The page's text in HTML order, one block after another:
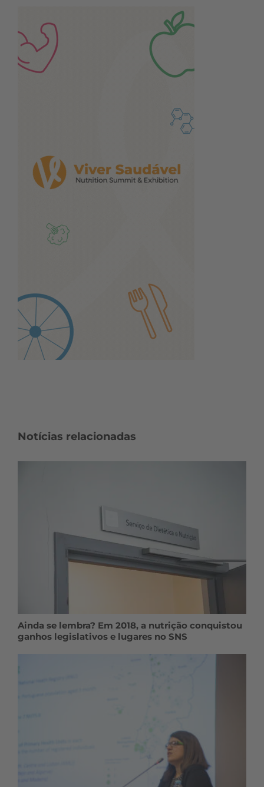
Notícias relacionadas
Ainda se lembra? Em 2018, a nutrição conquistou
ganhos legislativos e lugares no SNS